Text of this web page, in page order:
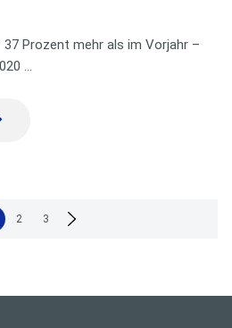
37 Prozent mehr als im Vorjahr –
…
2 3